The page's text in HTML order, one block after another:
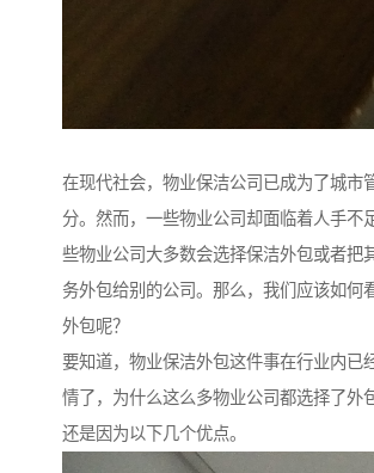
在现代社会，物业保洁公司已成为了城市
分。然而，一些物业公司却面临着人手不
些物业公司大多数会选择保洁外包或者把
务外包给别的公司。那么，我们应该如何
外包呢？
要知道，物业保洁外包这件事在行业内已
情了，为什么这么多物业公司都选择了外
还是因为以下几个优点。